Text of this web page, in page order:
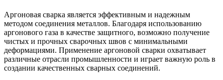
Аргоновая сварка является эффективным и надежным
методом соединения металлов. Благодаря использованию
аргонового газа в качестве защитного, возможно получение
чистых и прочных сварочных швов с минимальными
деформациями. Применение аргоновой сварки охватывает
различные отрасли промышленности и играет важную роль в
создании качественных сварных соединений.